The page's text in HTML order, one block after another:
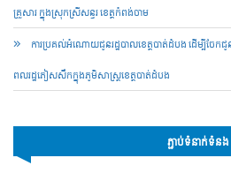
គ្រួសារ ក្នុងស្រុកស្រីសន្ធរ ខេត្តកំពង់ចាម
ការប្រគល់អំណោយជូនរដ្ឋបាលខេត្តបាត់ដំបង ដើម្បីចែកជូ
ពលរដ្ឋភៀសសឹកក្នុងភូមិសាស្ត្រខេត្តបាត់ដំបង
ភ្ជាប់ទំនាក់ទំនង